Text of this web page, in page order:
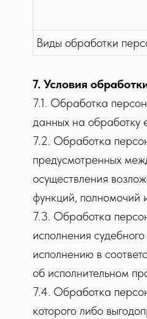
Виды обработки
7. Условия
7.1. Обработка
данных на обработку
7.2. Обработка
предусмотренных
осуществления
функций, полномочий
7.3. Обработка
исполнения
исполнению в
об исполнительном
7.4. Обработка
которого либо